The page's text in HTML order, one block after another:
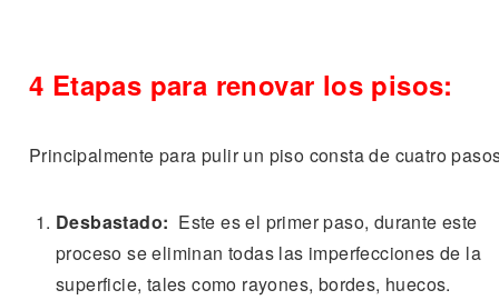
4 Etapas para renovar los pisos:
Principalmente para pulir un piso consta de cuatro
Desbastado: Este es el primer paso, durante este
proceso se eliminan todas las imperfecciones de la
superficie, tales como rayones, bordes, huecos.